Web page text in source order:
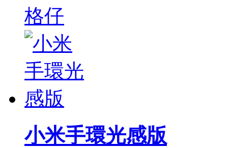
格仔
小米手環光感版